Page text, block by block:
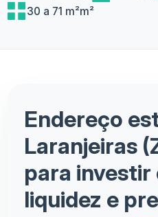
30 a 71 m²m²
Endereço
Laranjeiras
para investir
liquidez e